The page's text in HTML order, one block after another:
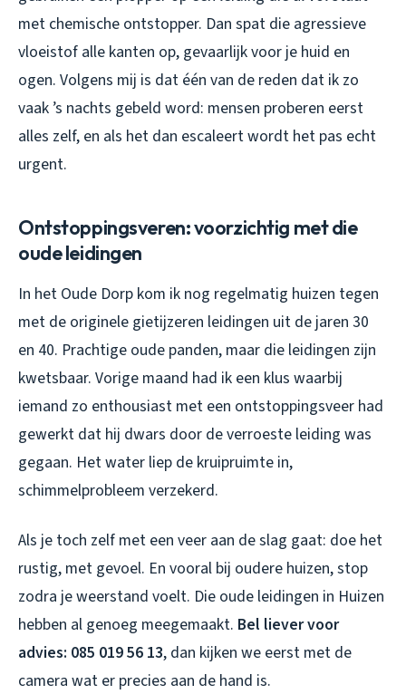
met chemische ontstopper. Dan spat die agressieve
vloeistof alle kanten op, gevaarlijk voor je huid en
ogen. Volgens mij is dat één van de reden dat ik zo
vaak ’s nachts gebeld word: mensen proberen eerst
alles zelf, en als het dan escaleert wordt het pas echt
urgent.
Ontstoppingsveren: voorzichtig met die
oude leidingen
In het Oude Dorp kom ik nog regelmatig huizen tegen
met de originele gietijzeren leidingen uit de jaren 30
en 40. Prachtige oude panden, maar die leidingen zijn
kwetsbaar. Vorige maand had ik een klus waarbij
iemand zo enthousiast met een ontstoppingsveer had
gewerkt dat hij dwars door de verroeste leiding was
gegaan. Het water liep de kruipruimte in,
schimmelprobleem verzekerd.
Als je toch zelf met een veer aan de slag gaat: doe het
rustig, met gevoel. En vooral bij oudere huizen, stop
zodra je weerstand voelt. Die oude leidingen in Huizen
hebben al genoeg meegemaakt. Bel liever voor
advies: 085 019 56 13, dan kijken we eerst met de
camera wat er precies aan de hand is.